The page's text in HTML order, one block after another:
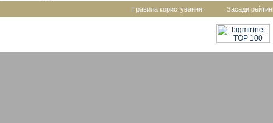
Правила користування Засади